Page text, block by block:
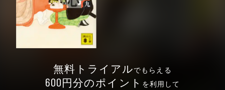
無料トライアルでもらえる
600円分のポイント を利用して